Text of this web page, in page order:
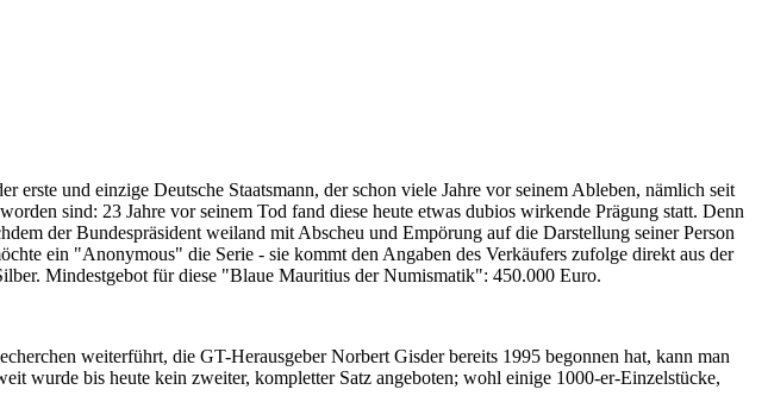
und einzige Deutsche Staatsmann, der schon viele Jahre vor seinem Ableben, nämlich seit
sind: 23 Jahre vor seinem Tod fand diese heute etwas dubios wirkende Prägung statt. Denn
der Bundespräsident weiland mit Abscheu und Empörung auf die Darstellung seiner Person
ein "Anonymous" die Serie - sie kommt den Angaben des Verkäufers zufolge direkt aus der
Mindestgebot für diese "Blaue Mauritius der Numismatik": 450.000 Euro.
weiterführt, die GT-Herausgeber Norbert Gisder bereits 1995 begonnen hat, kann man
wurde bis heute kein zweiter, kompletter Satz angeboten; wohl einige 1000-er-Einzelstücke,